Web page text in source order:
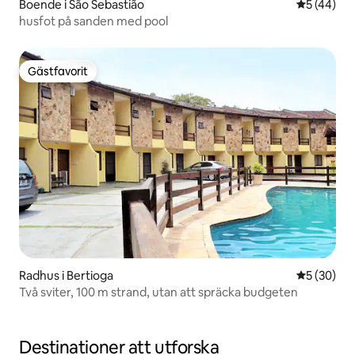
Boende i São Sebastião 5 av 5 i
5 (44)
husfot på sanden med pool
Gästfavorit
Gästfavorit
Radhus i Bertioga 5 av 5 i
5 (30)
Två sviter, 100 m strand, utan att spräcka budgeten
Destinationer att utforska